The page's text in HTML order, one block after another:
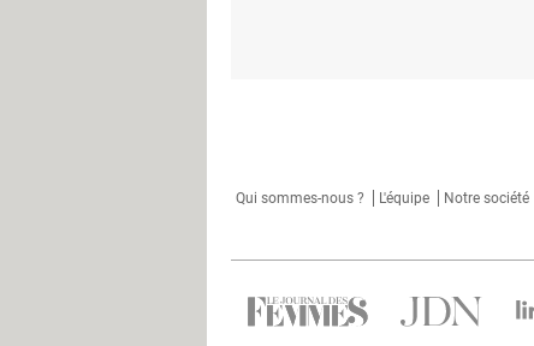
Qui sommes-nous ? L'équipe Notre société